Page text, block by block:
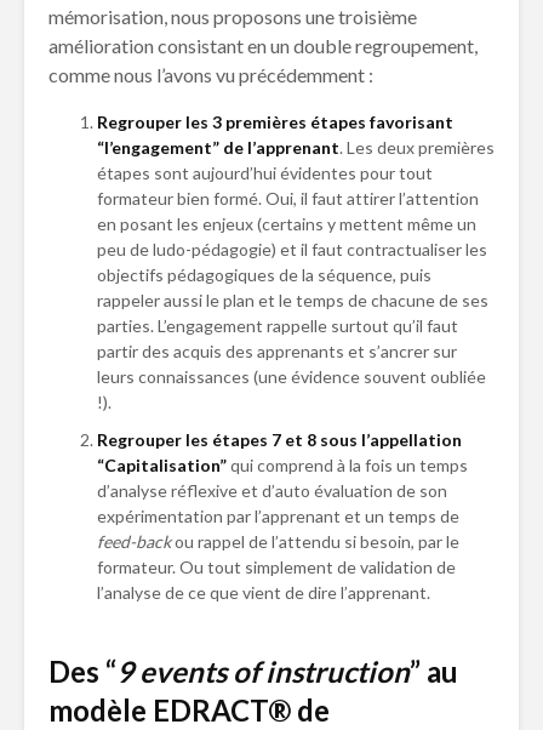
mémorisation, nous proposons une troisième
amélioration consistant en un double regroupement,
comme nous l’avons vu précédemment :
Regrouper les 3 premières étapes favorisant
“l’engagement” de l’apprenant. Les deux premières
étapes sont aujourd’hui évidentes pour tout
formateur bien formé. Oui, il faut attirer l’attention
en posant les enjeux (certains y mettent même un
peu de ludo-pédagogie) et il faut contractualiser les
objectifs pédagogiques de la séquence, puis
rappeler aussi le plan et le temps de chacune de ses
parties. L’engagement rappelle surtout qu’il faut
partir des acquis des apprenants et s’ancrer sur
leurs connaissances (une évidence souvent oubliée
!).
Regrouper les étapes 7 et 8 sous l’appellation
“Capitalisation”qui comprend à la fois un temps
d’analyse réflexive et d’auto évaluation de son
expérimentation par l’apprenant et un temps de
feed-backou rappel de l’attendu si besoin, par le
formateur. Ou tout simplement de validation de
l’analyse de ce que vient de dire l’apprenant.
Des “9 events of instruction” au
modèle EDRACT® de